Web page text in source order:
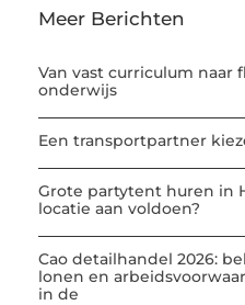
Meer Berichten
Van vast curriculum naar
onderwijs
Een transportpartner
Grote partytent huren in
locatie aan voldoen?
Cao detailhandel 2026:
lonen en
in de